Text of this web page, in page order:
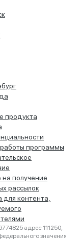
продукта
программы
на получение
рассылок
для контента,
адрес 111250,
значения